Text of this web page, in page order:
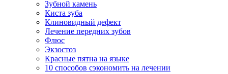
Зубной камень
Киста зуба
Клиновидный дефект
Лечение передних зубов
Флюс
Экзостоз
Красные пятна на языке
10 способов сэкономить на лечении